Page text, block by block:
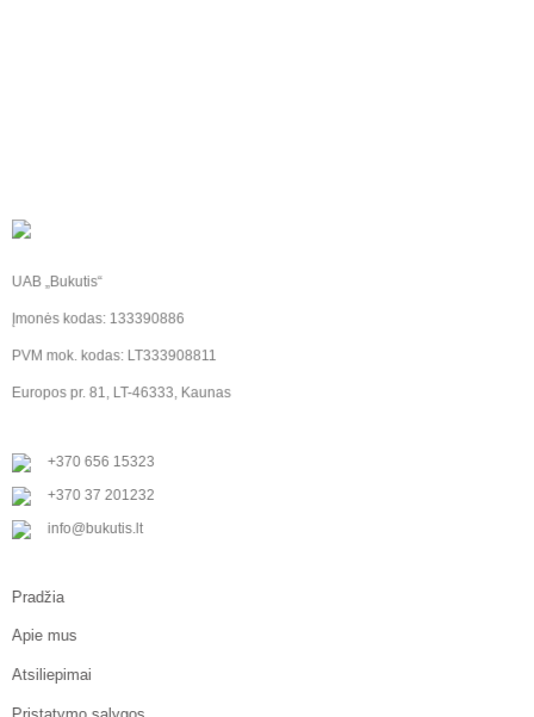
UAB „Bukutis“
Įmonės kodas: 133390886
PVM mok. kodas: LT333908811
Europos pr. 81, LT-46333, Kaunas
+370 656 15323
+370 37 201232
info@bukutis.lt
Pradžia
Apie mus
Atsiliepimai